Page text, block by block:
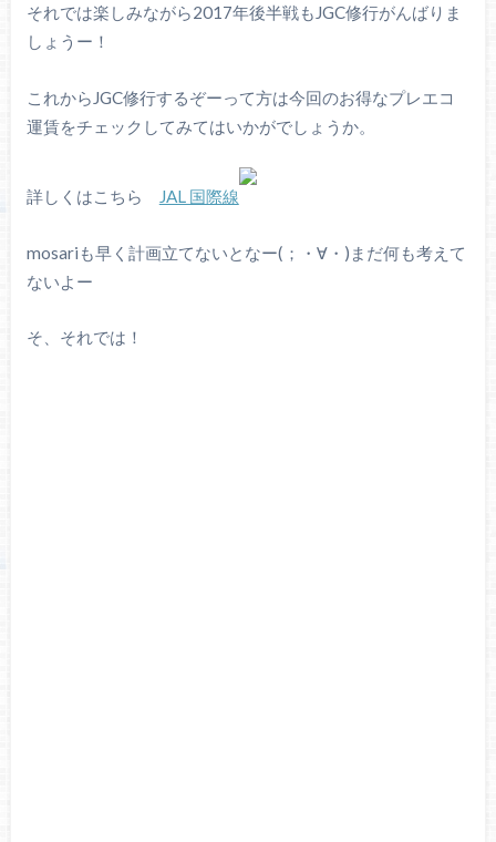
それでは楽しみながら2017年後半戦もJGC修行がんばりま
しょうー！
これからJGC修行するぞーって方は今回のお得なプレエコ
運賃をチェックしてみてはいかがでしょうか。
詳しくはこちら JAL 国際線
mosariも早く計画立てないとなー(；・∀・)まだ何も考えて
ないよー
そ、それでは！